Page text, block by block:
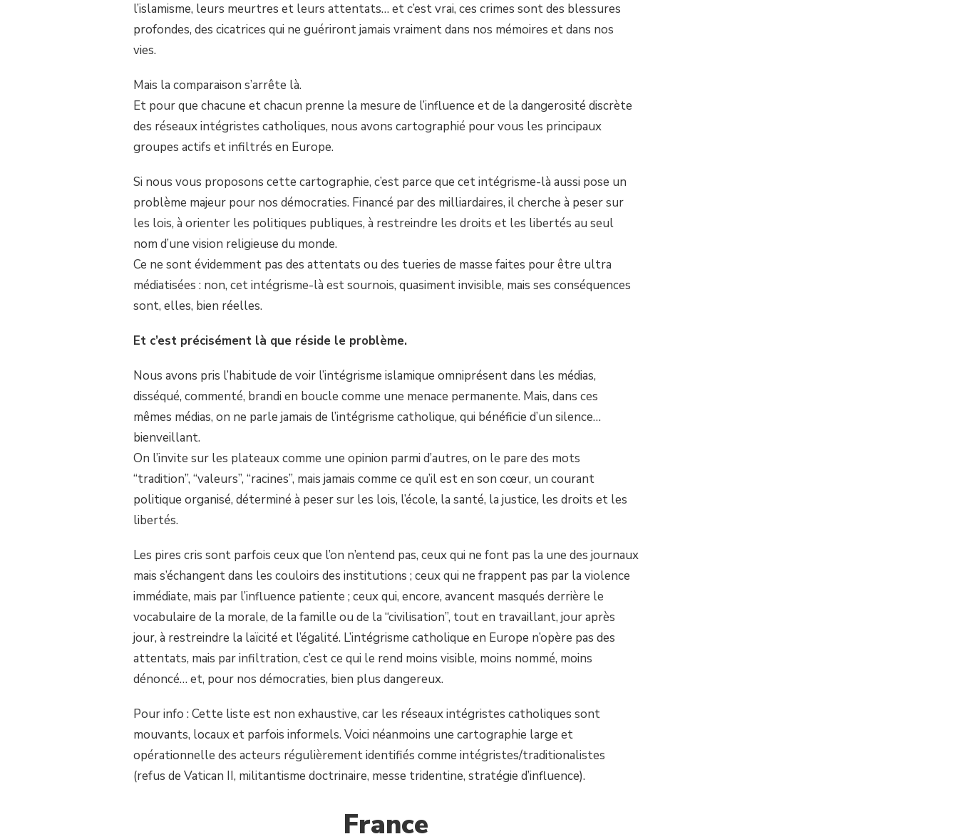
PRINCIPAUX
INTÉGRISTES
l’islamisme, leurs meurtres et leurs attentats… et c’est vrai, ces crimes sont des blessures
profondes, des cicatrices qui ne guériront jamais vraiment dans nos mémoires et dans nos
vies.
Mais la comparaison s’arrête là.
Et pour que chacune et chacun prenne la mesure de l’influence et de la dangerosité discrète
des réseaux intégristes catholiques, nous avons cartographié pour vous les principaux
groupes actifs et infiltrés en Europe.
Si nous vous proposons cette cartographie, c’est parce que cet intégrisme-là aussi pose un
problème majeur pour nos démocraties. Financé par des milliardaires, il cherche à peser sur
les lois, à orienter les politiques publiques, à restreindre les droits et les libertés au seul
nom d’une vision religieuse du monde.
Ce ne sont évidemment pas des attentats ou des tueries de masse faites pour être ultra
médiatisées : non, cet intégrisme-là est sournois, quasiment invisible, mais ses conséquences
sont, elles, bien réelles.
Et c’est précisément là que réside le problème.
Nous avons pris l’habitude de voir l’intégrisme islamique omniprésent dans les médias,
disséqué, commenté, brandi en boucle comme une menace permanente. Mais, dans ces
mêmes médias, on ne parle jamais de l’intégrisme catholique, qui bénéficie d’un silence…
bienveillant.
On l’invite sur les plateaux comme une opinion parmi d’autres, on le pare des mots
“tradition”, “valeurs”, “racines”, mais jamais comme ce qu’il est en son cœur, un courant
politique organisé, déterminé à peser sur les lois, l’école, la santé, la justice, les droits et les
libertés.
Les pires cris sont parfois ceux que l’on n’entend pas, ceux qui ne font pas la une des journaux
mais s’échangent dans les couloirs des institutions ; ceux qui ne frappent pas par la violence
immédiate, mais par l’influence patiente ; ceux qui, encore, avancent masqués derrière le
vocabulaire de la morale, de la famille ou de la “civilisation”, tout en travaillant, jour après
jour, à restreindre la laïcité et l’égalité. L’intégrisme catholique en Europe n’opère pas des
attentats, mais par infiltration, c’est ce qui le rend moins visible, moins nommé, moins
dénoncé… et, pour nos démocraties, bien plus dangereux.
Pour info : Cette liste est non exhaustive, car les réseaux intégristes catholiques sont
mouvants, locaux et parfois informels. Voici néanmoins une cartographie large et
opérationnelle des acteurs régulièrement identifiés comme intégristes/traditionalistes
(refus de Vatican II, militantisme doctrinaire, messe tridentine, stratégie d’influence).
France